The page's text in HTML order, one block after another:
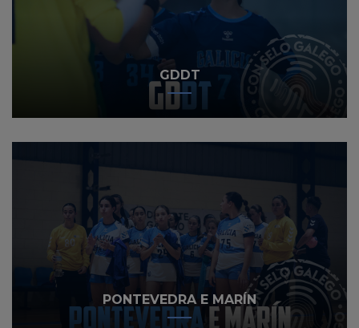
GDDT
PONTEVEDRA E MARÍN